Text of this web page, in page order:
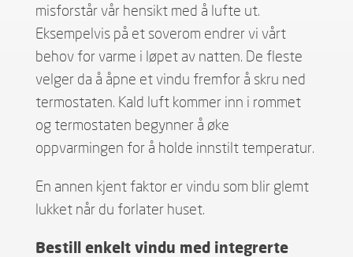
misforstår vår hensikt med å lufte ut.
Eksempelvis på et soverom endrer vi vårt
behov for varme i løpet av natten. De fleste
velger da å åpne et vindu fremfor å skru ned
termostaten. Kald luft kommer inn i rommet
og termostaten begynner å øke
oppvarmingen for å holde innstilt temperatur.
En annen kjent faktor er vindu som blir glemt
lukket når du forlater huset.
Bestill enkelt vindu med integrerte